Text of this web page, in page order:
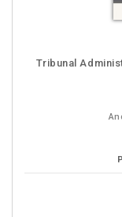
Tribunal